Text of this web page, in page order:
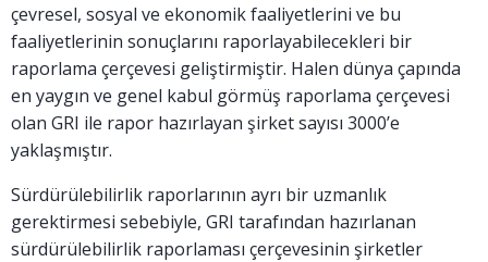
çevresel, sosyal ve ekonomik faaliyetlerini ve bu
faaliyetlerinin sonuçlarını raporlayabilecekleri bir
raporlama çerçevesi geliştirmiştir. Halen dünya çapında
en yaygın ve genel kabul görmüş raporlama çerçevesi
olan GRI ile rapor hazırlayan şirket sayısı 3000’e
yaklaşmıştır.
Sürdürülebilirlik raporlarının ayrı bir uzmanlık
gerektirmesi sebebiyle, GRI tarafından hazırlanan
sürdürülebilirlik raporlaması çerçevesinin şirketler